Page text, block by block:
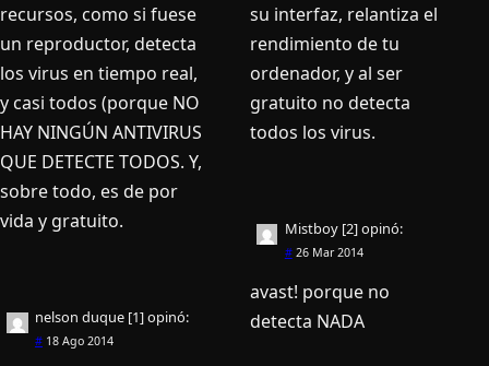
recursos, como si fuese
un reproductor, detecta
los virus en tiempo real,
y casi todos (porque NO
HAY NINGÚN ANTIVIRUS
QUE DETECTE TODOS. Y,
sobre todo, es de por
vida y gratuito.
nelson duque [1]opinó:
# 18 Ago 2014
su interfaz, relantiza el
rendimiento de tu
ordenador, y al ser
gratuito no detecta
todos los virus.
Mistboy [2]opinó:
#26 Mar 2014
avast! porque no
detecta NADA